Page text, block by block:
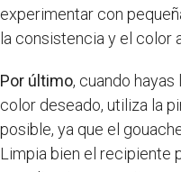
experimentar con
la consistencia y el color
Por último, cuando
color deseado, utiliza la
posible, ya que el
Limpia bien el recipiente